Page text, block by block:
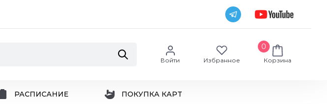
Войти Избранное
0
Корзина
РАСПИСАНИЕ ПОКУПКА КАРТ